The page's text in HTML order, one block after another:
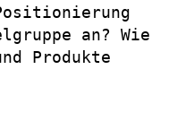
an? Wie
Produkte